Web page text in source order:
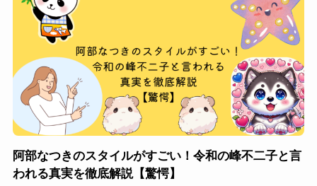
阿部なつきのスタイルがすごい！令和の峰不二子と言
われる真実を徹底解説【驚愕】